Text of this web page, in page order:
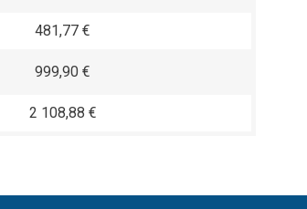
481,77 €
999,90 €
2 108,88 €